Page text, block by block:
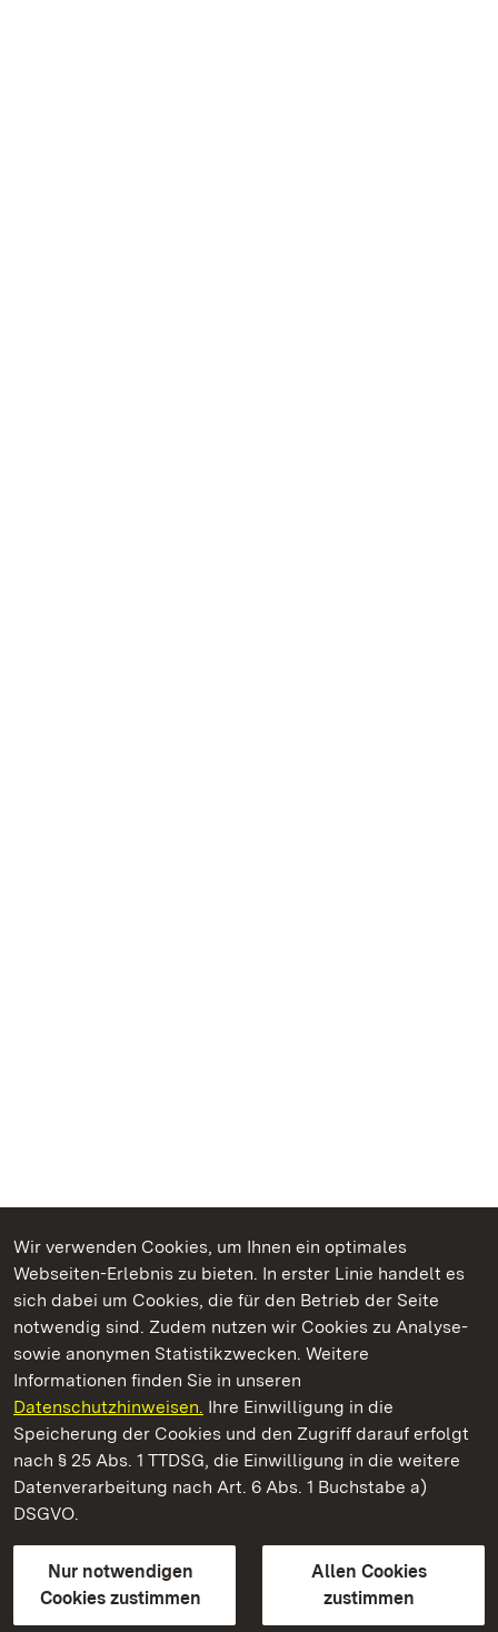
Wir verwenden Cookies, um Ihnen ein optimales
Webseiten-Erlebnis zu bieten. In erster Linie handelt es
sich dabei um Cookies, die für den Betrieb der Seite
notwendig sind. Zudem nutzen wir Cookies zu Analyse-
sowie anonymen Statistikzwecken. Weitere
Informationen finden Sie in unseren
Datenschutzhinweisen. Ihre Einwilligung in die
Speicherung der Cookies und den Zugriff darauf erfolgt
nach § 25 Abs. 1 TTDSG, die Einwilligung in die weitere
Datenverarbeitung nach Art. 6 Abs. 1 Buchstabe a)
DSGVO.
Nur notwendigen
Cookies zustimmen
Allen Cookies
zustimmen
Kommen. Staunen. Genießen.
Staatliche Schlösser und Gärten Baden‑Württemberg
Staatliche Schlösser und Gärten Baden-Württemberg
Kontakt
GebärdenspracheLeichte Sprache
Erklärung zur Barrierefreiheit
BITV-konform (geprüfte Seiten)